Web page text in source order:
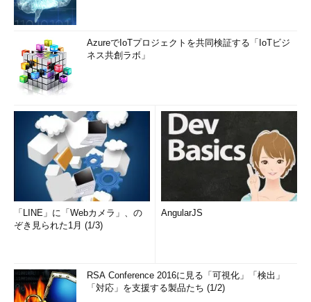
AzureでIoTプロジェクトを共同検証する「IoTビジ
ネス共創ラボ」
「LINE」に「Webカメラ」、の
ぞき見られた1月 (1/3)
AngularJS
RSA Conference 2016に見る「可視化」「検出」
「対応」を支援する製品たち (1/2)